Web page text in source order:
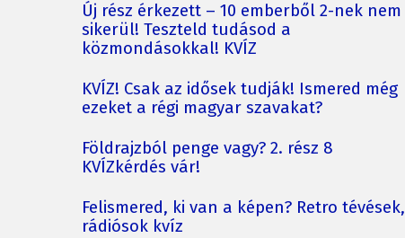
Új rész érkezett – 10 emberből 2-nek nem
sikerül! Teszteld tudásod a
közmondásokkal! KVÍZ
KVÍZ! Csak az idősek tudják! Ismered még
ezeket a régi magyar szavakat?
Földrajzból penge vagy? 2. rész 8
KVÍZkérdés vár!
Felismered, ki van a képen? Retro tévések,
rádiósok kvíz